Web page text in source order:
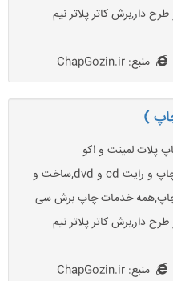
دار,برش کاتر پلاتر نیم
منبع: ChapGozin.ir
)
پلات لمینت و اکو
سالونت,چاپ دیجیتال,چاپ فلت بد,چاپ و رایت cd و dvd,ساخت و
چاپ,همه خدمات چاپ برش سی
دار,برش کاتر پلاتر نیم
منبع: ChapGozin.ir